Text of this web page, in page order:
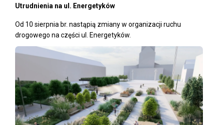
Utrudnienia na ul. Energetyków
Od 10 sierpnia br. nastąpią zmiany w organizacji ruchu
drogowego na części ul. Energetyków.